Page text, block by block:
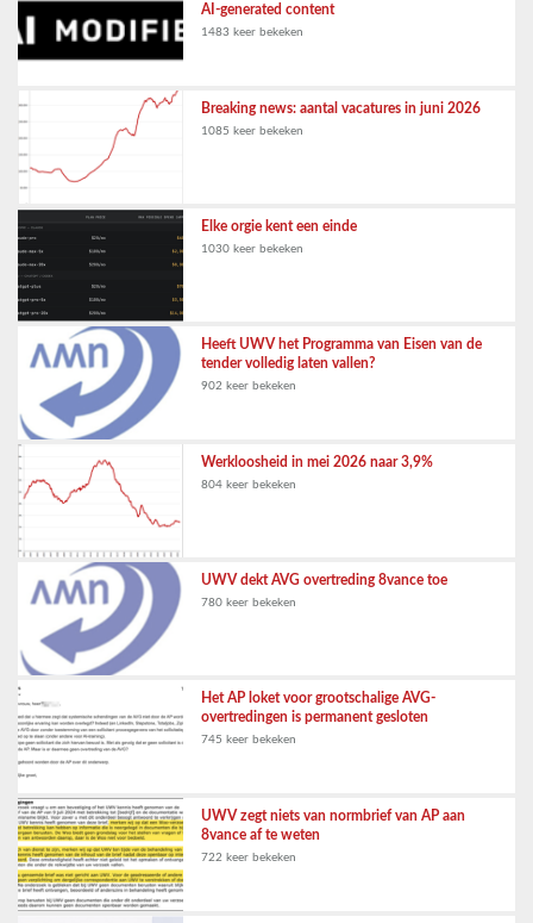
AI-generated content
1483 keer bekeken
Breaking news: aantal vacatures in juni 2026
1085 keer bekeken
Elke orgie kent een einde
1030 keer bekeken
Heeft UWV het Programma van Eisen van de
tender volledig laten vallen?
902 keer bekeken
Werkloosheid in mei 2026 naar 3,9%
804 keer bekeken
UWV dekt AVG overtreding 8vance toe
780 keer bekeken
Het AP loket voor grootschalige AVG-
overtredingen is permanent gesloten
745 keer bekeken
UWV zegt niets van normbrief van AP aan
8vance af te weten
722 keer bekeken